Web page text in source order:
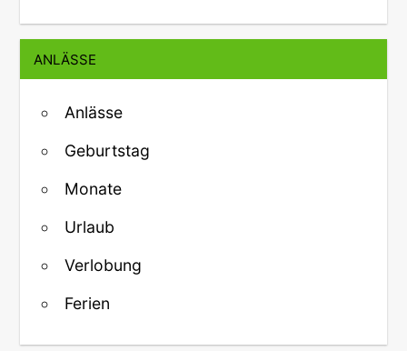
ANLÄSSE
Anlässe
Geburtstag
Monate
Urlaub
Verlobung
Ferien